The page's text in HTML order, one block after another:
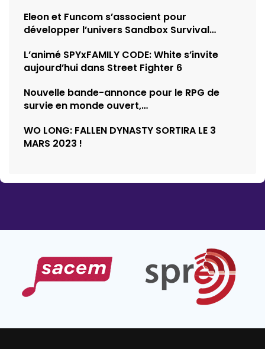
Eleon et Funcom s’associent pour
développer l’univers Sandbox Survival
L’animé SPYxFAMILY CODE: White s’invite
aujourd’hui dans Street Fighter 6
Nouvelle bande-annonce pour le RPG de
survie en monde ouvert,…
WO LONG: FALLEN DYNASTY SORTIRA LE 3
MARS 2023 !